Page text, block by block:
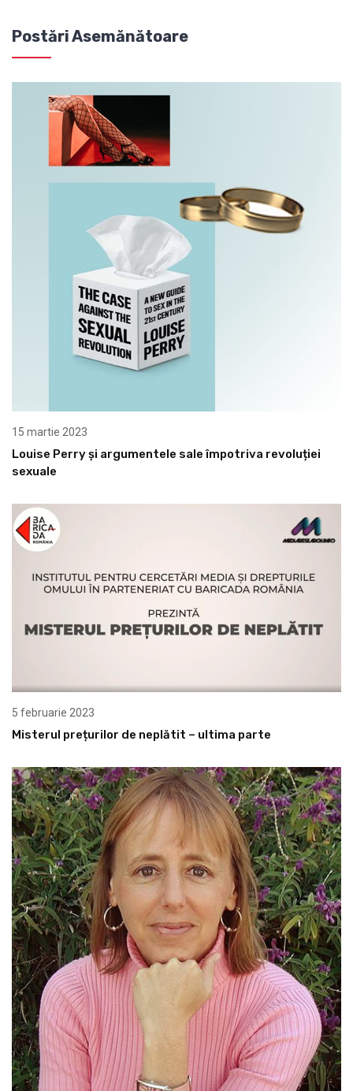
Postări Asemănătoare
15 martie 2023
Louise Perry și argumentele sale împotriva revoluției
sexuale
5 februarie 2023
Misterul prețurilor de neplătit – ultima parte